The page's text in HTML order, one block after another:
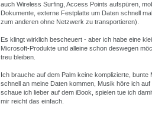
auch Wireless Surfing, Access Points aufspüren,
Dokumente, externe Festplatte um Daten schnell
zum anderen ohne Netzwerk zu transportieren).
Es klingt wirklich bescheuert - aber ich habe eine
Microsoft-Produkte und alleine schon deswegen
treu bleiben.
Ich brauche auf dem Palm keine komplizierte, bunte
schnell an meine Daten kommen, Musik höre ich auf
schaue ich lieber auf dem iBook, spielen tue ich
mir reicht das einfach.